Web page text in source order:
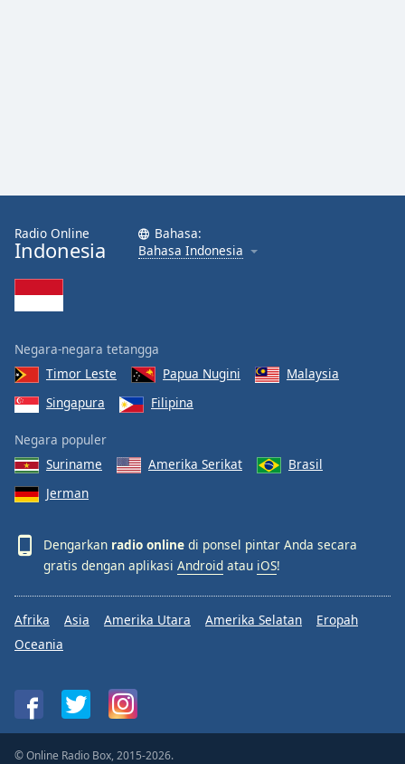
Radio Online
Indonesia
Bahasa:
Bahasa Indonesia
Negara-negara tetangga
Timor Leste
Papua Nugini
Malaysia
Singapura
Filipina
Negara populer
Suriname
Amerika Serikat
Brasil
Jerman
Dengarkan radio online di ponsel pintar Anda secara
gratis dengan aplikasi Android atau iOS!
Afrika Asia Amerika Utara Amerika Selatan
Eropah
Oceania
© Online Radio Box, 2015-2026.